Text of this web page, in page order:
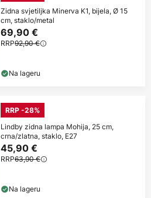
Zidna svjetiljka Minerva K1, bijela, Ø 15
cm, staklo/metal
69,90 €
RRP92,90 €
Na lageru
RRP -28%
Lindby zidna lampa Mohija, 25 cm,
crna/zlatna, staklo, E27
45,90 €
RRP63,90 €
Na lageru